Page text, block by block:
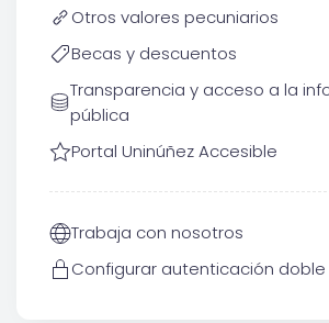
Otros valores pecuniarios
Becas y descuentos
Transparencia y acceso a la
pública
Portal Uninúñez Accesible
Trabaja con nosotros
Configurar autenticación